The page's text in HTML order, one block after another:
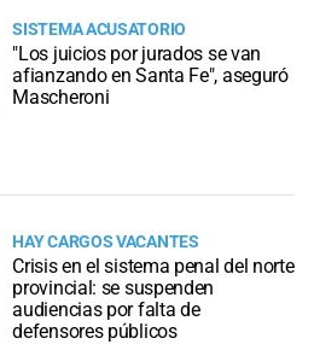
SISTEMA ACUSATORIO
"Los juicios por jurados se van
afianzando en Santa Fe", aseguró
Mascheroni
HAY CARGOS VACANTES
Crisis en el sistema penal del norte
provincial: se suspenden
audiencias por falta de
defensores públicos